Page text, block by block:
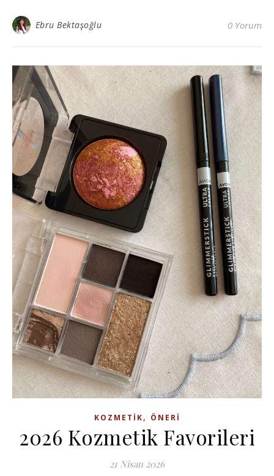
Ebru Bektaşoğlu 0 Yorum
KOZMETIK, ÖNERI
2026 Kozmetik Favorileri
21 Nisan 2026